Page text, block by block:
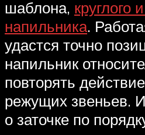
шаблона, круглого
напильника.
удастся точно
напильник
повторять
режущих звеньев.
о заточке по